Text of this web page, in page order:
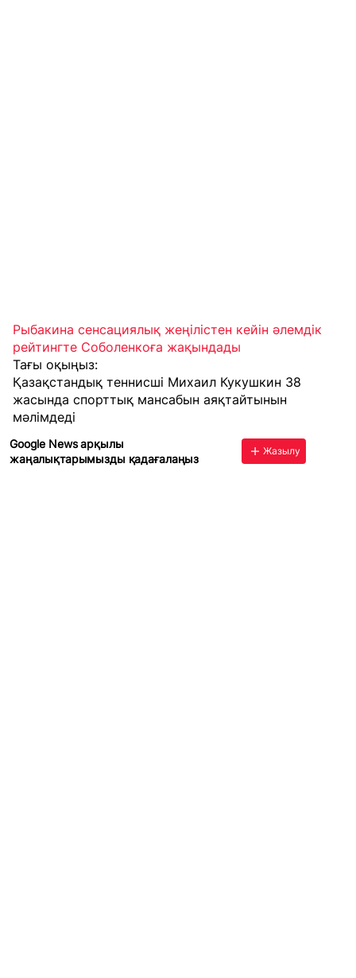
Рыбакина сенсациялық жеңілістен кейін әлемдік
рейтингте Соболенкоға жақындады
Тағы оқыңыз:
Қазақстандық теннисші Михаил Кукушкин 38
жасында спорттық мансабын аяқтайтынын
мәлімдеді
Google News арқылы
жаңалықтарымызды қадағалаңыз
Жазылу